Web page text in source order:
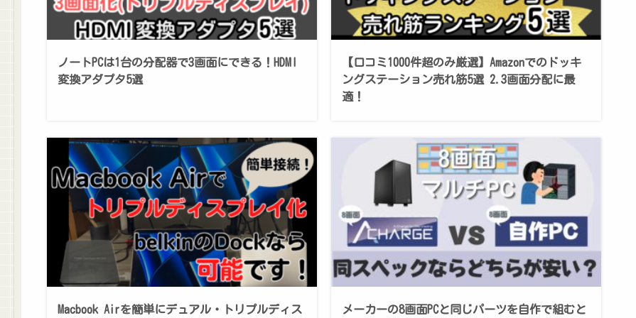
ノートPCは1台の分配器で3画面にできる！HDMI
変換アダプタ5選
【口コミ1000件超のみ厳選】Amazonでのドッキ
ングステーション売れ筋5選 2.3画面分配に最
適！
Macbook Airを簡単にデュアル・トリプルディス メーカーの8画面PCと同じパーツを自作で組むと